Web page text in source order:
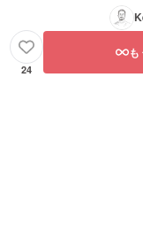
24